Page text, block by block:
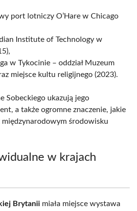
port lotniczy O’Hare w Chicago
Institute of Technology w
w Tykocinie – oddział Muzeum
miejsce kultu religijnego (2023).
Sobeckiego ukazują jego
a także ogromne znaczenie, jakie
środowisku
w krajach
Brytanii miała miejsce wystawa